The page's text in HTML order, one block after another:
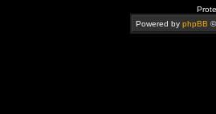
Powered by phpBB